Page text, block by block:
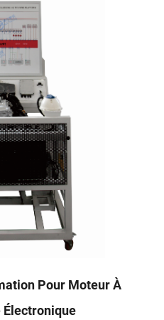
Pour Moteur À
Électronique